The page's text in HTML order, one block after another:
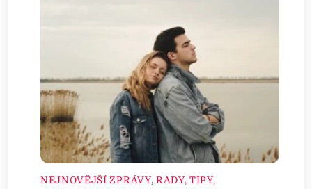
NEJNOVĚJŠÍ ZPRÁVY, RADY, TIPY,